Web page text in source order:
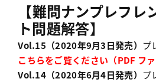
【難問ナンプレフレ
ト問題解答】
Vol.15（2020年9月3日発売） プ
こちらをご覧ください（PDF ファ
Vol.14（2020年6月4日発売） プ